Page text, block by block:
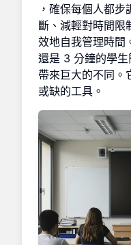
，確保每個人都
斷、減輕對時間限
效地自我管理時間
還是 3 分鐘的學
帶來巨大的不同。
或缺的工具。